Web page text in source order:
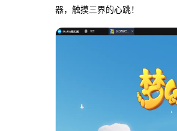
器，触摸三界的心跳！